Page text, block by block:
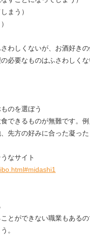
まう）
わしくないが、お酒好きの
必要なものはふさわしくな
のを選ぼう
できるものが無難です。
先方の好みに合った凝った
なサイト
とができない職業もある
。